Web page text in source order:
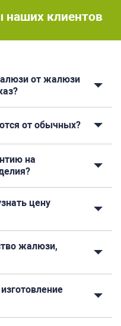
наших клиентов
от жалюзи
от обычных?
на
цену
жалюзи,